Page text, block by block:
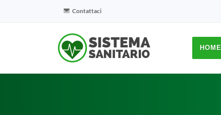
Contattaci
HOME